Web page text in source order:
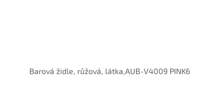
Barová židle, růžová, látka,AUB-V4009 PINK6